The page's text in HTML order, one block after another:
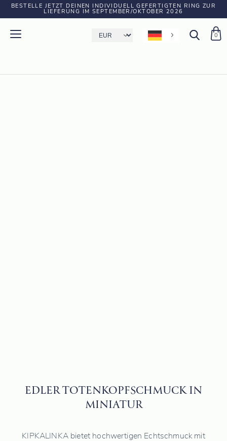
BESTELLE JETZT DEINEN INDIVIDUELL GEFERTIGTEN RING ZUR
LIEFERUNG IM SEPTEMBER/OKTOBER 2026
0
EDLER TOTENKOPFSCHMUCK IN
MINIATUR
KIPKALINKA bietet hochwertigen Echtschmuck mit